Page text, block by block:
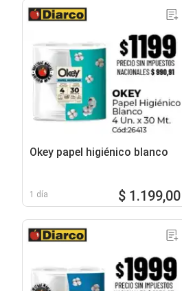
Okey papel higiénico blanco
1 día $ 1.199,00